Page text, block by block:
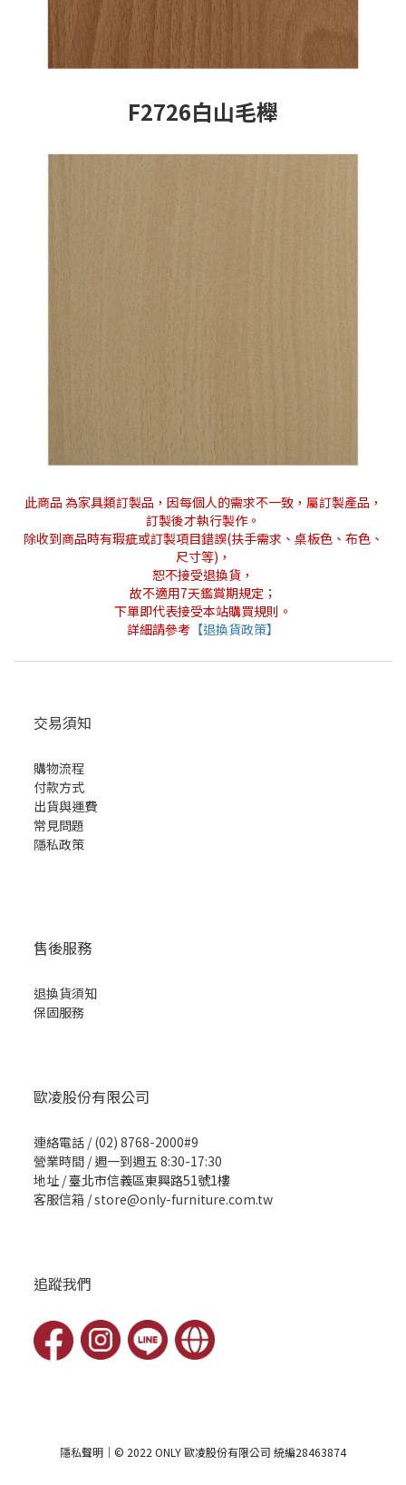
F2726白山毛櫸
此商品 為家具類訂製品，因每個人的需求不一致，屬訂製產品，
訂製後才執行製作。
除收到商品時有瑕疵或訂製項目錯誤(扶手需求、桌板色、布色、
尺寸等)，
恕不接受退換貨，
故不適用7天鑑賞期規定；
下單即代表接受本站購買規則。
詳細請參考 【退換貨政策】
交易須知
購物流程
付款方式
出貨與運費
常見問題
隱私政策
售後服務
退換貨須知
保固服務
歐凌股份有限公司
連絡電話 / (02) 8768-2000#9
營業時間 / 週一到週五 8:30-17:30
地址 /臺北市信義區東興路51號1樓
客服信箱 / store@only-furniture.com.tw
追蹤我們
隱私聲明 ｜© 2022 ONLY 歐凌股份有限公司 統編28463874